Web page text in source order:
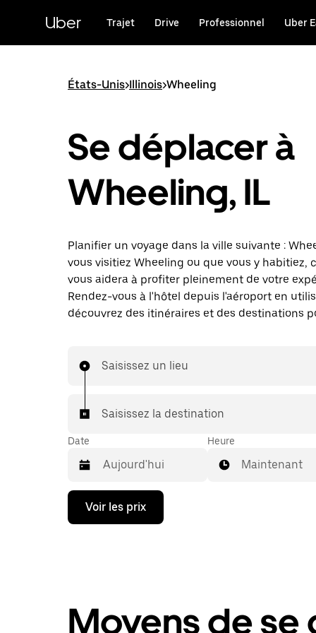
principal
Uber Trajet Drive Professionnel Uber
États-Unis>Illinois>Wheeling
Se déplacer à
Wheeling, IL
Planifier un voyage dans la ville suivante :
vous visitiez Wheeling ou que vous y habitiez,
vous aidera à profiter pleinement de votre
Rendez-vous à l'hôtel depuis l'aéroport en
découvrez des itinéraires et des destinations
Saisissez un lieu
Saisissez la destination
Date
Appuyez
la
le
calendrier
Heure
Maintenant
Voir les prix
Moyens de se